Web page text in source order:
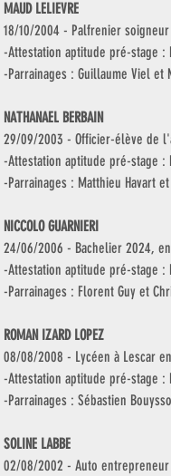
MAUD LELIEVRE
18/10/2004 - Palfrenier
-Attestation aptitude pré-stage :
-Parrainages : Guillaume Viel et
NATHANAEL BERBAIN
29/09/2003 - Officier-élève de
-Attestation aptitude pré-stage :
-Parrainages : Matthieu Havart
NICCOLO GUARNIERI
24/06/2006 - Bachelier 2024,
-Attestation aptitude pré-stage :
-Parrainages : Florent Guy et
ROMAN IZARD LOPEZ
08/08/2008 - Lycéen à Lescar
-Attestation aptitude pré-stage :
-Parrainages : Sébastien
SOLINE LABBE
02/08/2002 - Auto